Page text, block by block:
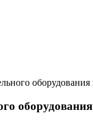
оборудования